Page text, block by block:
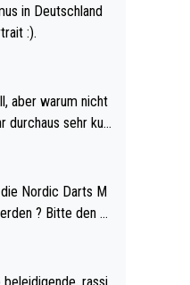
in Deutschland
:).
aber warum nicht
des Weltm
bei Archie Self l
Weltmeister d
? Bitte den A